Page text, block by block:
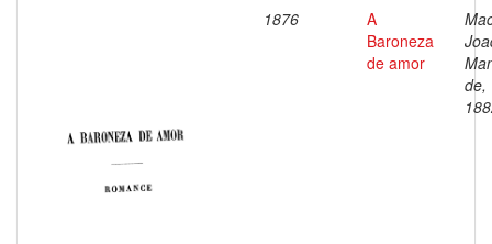
1876
A
Baroneza
de amor
de,